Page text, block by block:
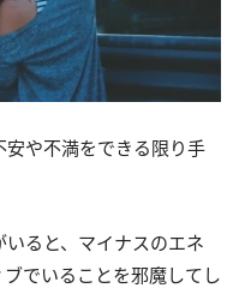
や不満をできる限り手
ると、マイナスのエネ
でいることを邪魔してし